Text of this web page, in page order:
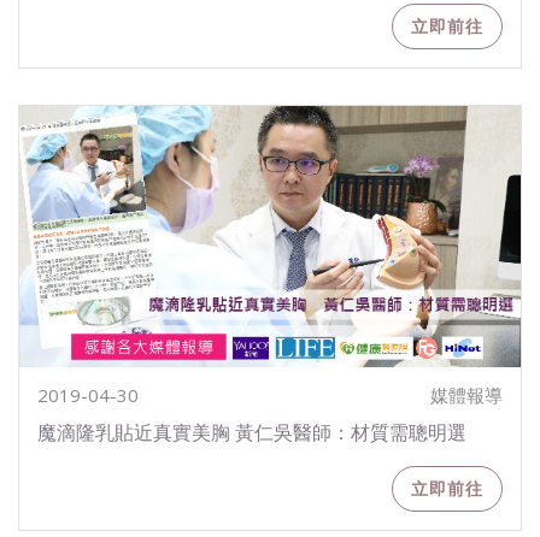
立即前往
2019-04-30 媒體報導
魔滴隆乳貼近真實美胸 黃仁吳醫師：材質需聰明選
立即前往